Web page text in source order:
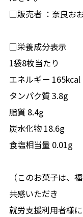
□販売者 ：奈良お
□栄養成分表示
1袋8枚当たり
エネルギー 165kcal
タンパク質 3.8g
脂質 8.4g
炭水化物 18.6g
食塩相当量 0.01g
（このお菓子は、
共感いただき
就労支援利用者様